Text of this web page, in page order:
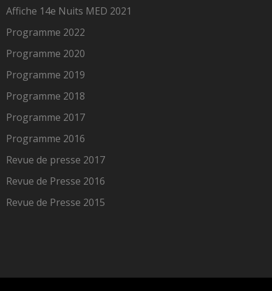
Affiche 14e Nuits MED 2021
Programme 2022
Programme 2020
Programme 2019
Programme 2018
Programme 2017
Programme 2016
Revue de presse 2017
Revue de Presse 2016
Revue de Presse 2015